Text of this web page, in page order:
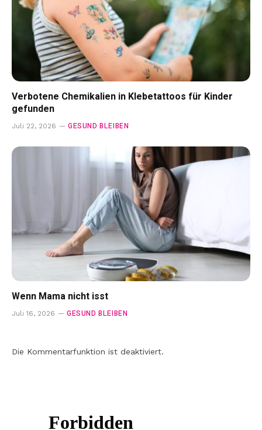
Verbotene Chemikalien in Klebetattoos für Kinder
gefunden
Juli 22, 2026 GESUND BLEIBEN
Wenn Mama nicht isst
Juli 16, 2026 GESUND BLEIBEN
Die Kommentarfunktion ist deaktiviert.